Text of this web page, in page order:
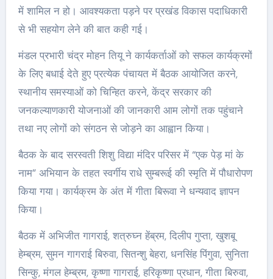
में शामिल न हो। आवश्यकता पड़ने पर प्रखंड विकास पदाधिकारी
से भी सहयोग लेने की बात कही गई।
मंडल प्रभारी चंद्र मोहन तियू ने कार्यकर्ताओं को सफल कार्यक्रमों
के लिए बधाई देते हुए प्रत्येक पंचायत में बैठक आयोजित करने,
स्थानीय समस्याओं को चिन्हित करने, केंद्र सरकार की
जनकल्याणकारी योजनाओं की जानकारी आम लोगों तक पहुंचाने
तथा नए लोगों को संगठन से जोड़ने का आह्वान किया।
बैठक के बाद सरस्वती शिशु विद्या मंदिर परिसर में “एक पेड़ मां के
नाम” अभियान के तहत स्वर्गीय राधे सुम्बरूई की स्मृति में पौधारोपण
किया गया। कार्यक्रम के अंत में गीता बिरूवा ने धन्यवाद ज्ञापन
किया।
बैठक में अभिजीत गागराई, शत्रुघ्न हेंब्रम, दिलीप गुप्ता, खुशबू
हेम्ब्रम, सुमन गागराई बिरुवा, सितन्शु बेहरा, धनसिंह पिंगुवा, सुनिता
सिन्कु, मंगल हेम्ब्रम, कृष्णा गागराई, हरिकृष्णा प्रधान, गीता बिरुवा,